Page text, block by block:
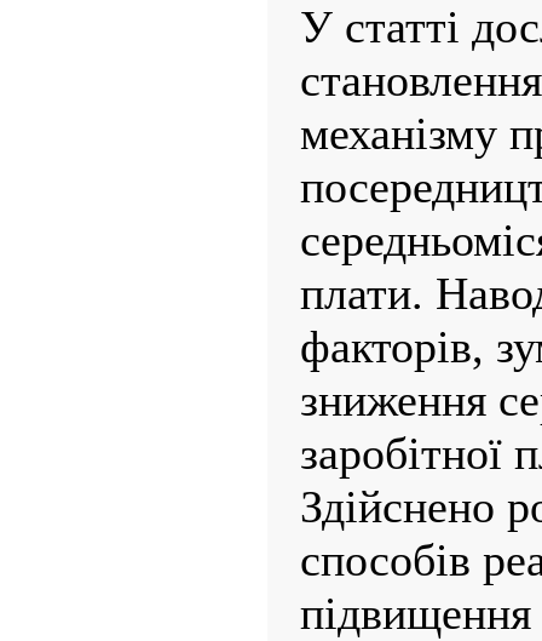
У статті
механізму
плати.
факторів,
зниження
заробітної
Здійснено
способів
підвищення